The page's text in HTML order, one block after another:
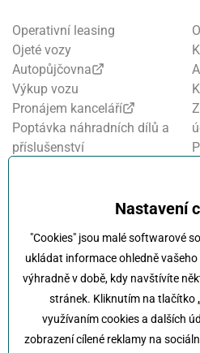
Nastavení
"Cookies" jsou malé softwarové
ukládat informace ohledně
výhradně v době, kdy navštívíte
stránek. Kliknutím na tlačítko
využívaním cookies a dalších
zobrazení cílené reklamy na
Operativní leasing
Ojeté vozy
Autopůjčovna
Výkup vozu
Pronájem kanceláří
Poptávka náhradních dílů a
příslušenství